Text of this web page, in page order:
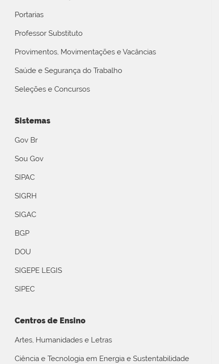
Portarias
Professor Substituto
Provimentos, Movimentações e Vacâncias
Saúde e Segurança do Trabalho
Seleções e Concursos
Sistemas
Gov Br
Sou Gov
SIPAC
SIGRH
SIGAC
BGP
DOU
SIGEPE LEGIS
SIPEC
Centros de Ensino
Artes, Humanidades e Letras
Ciência e Tecnologia em Energia e Sustentabilidade